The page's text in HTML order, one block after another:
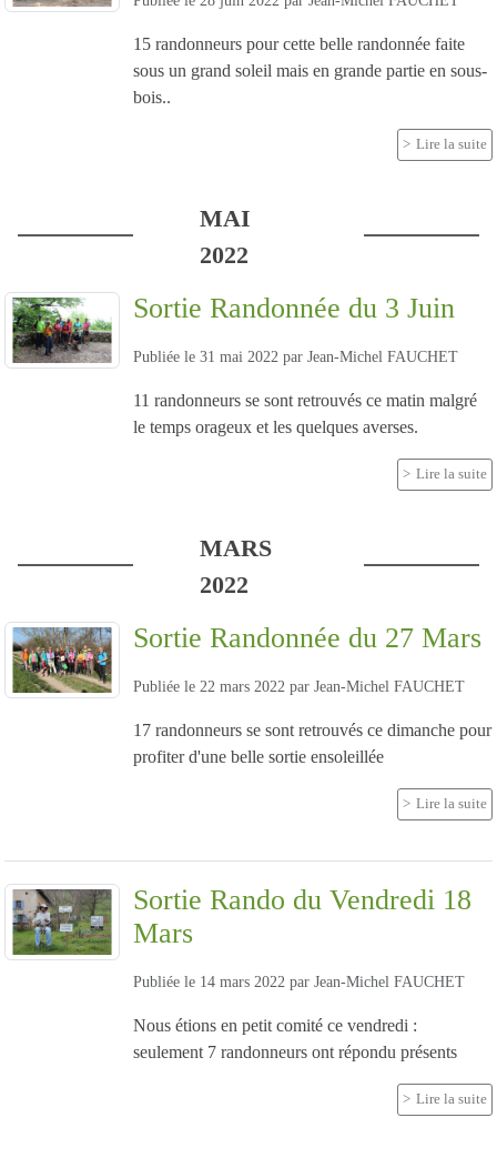
15 randonneurs pour cette belle randonnée faite
sous un grand soleil mais en grande partie en sous-
bois..
Lire la suite
MAI
2022
Sortie Randonnée du 3 Juin
Publiée le 31 mai 2022 par Jean-Michel FAUCHET
11 randonneurs se sont retrouvés ce matin malgré
le temps orageux et les quelques averses.
Lire la suite
MARS
2022
Sortie Randonnée du 27 Mars
Publiée le 22 mars 2022 par Jean-Michel FAUCHET
17 randonneurs se sont retrouvés ce dimanche pour
profiter d'une belle sortie ensoleillée
Lire la suite
Sortie Rando du Vendredi 18
Mars
Publiée le 14 mars 2022 par Jean-Michel FAUCHET
Nous étions en petit comité ce vendredi :
seulement 7 randonneurs ont répondu présents
Lire la suite